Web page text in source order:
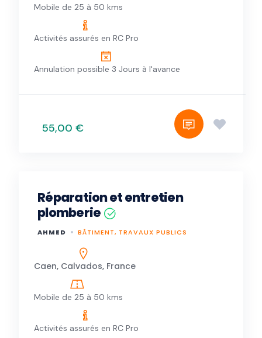
Mobile de 25 à 50 kms
Activités assurés en RC Pro
Annulation possible 3 Jours à l'avance
55,00 €
Réparation et entretien
plomberie
AHMED BÂTIMENT, TRAVAUX PUBLICS
Caen, Calvados, France
Mobile de 25 à 50 kms
Activités assurés en RC Pro